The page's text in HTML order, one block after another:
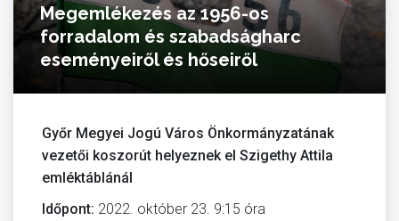
Megemlékezés az 1956-os
forradalom és szabadságharc
eseményeiről és hőseiről
Győr Megyei Jogú Város Önkormányzatának
vezetői koszorút helyeznek el Szigethy Attila
emléktáblánál
Időpont: 2022. október 23. 9:15 óra